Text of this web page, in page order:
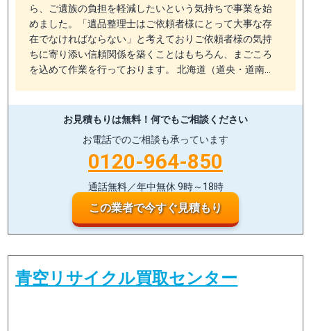
ら、ご遺族の負担を軽減したいという気持ちで事業を始
めました。「遺品整理士はご依頼者様にとって大事な存
在でなければならない」と考えておりご依頼者様の気持
ちに寄り添い信頼関係を築くことはもちろん、まごころ
を込めて作業を行っております。 北海道（道央・道南…
お見積もりは無料！ 何でもご相談ください
お電話でのご相談も承っています
0120-964-850
通話無料／年中無休 9時～18時
この業者で今すぐ見積もり
青空リサイクル買取センター